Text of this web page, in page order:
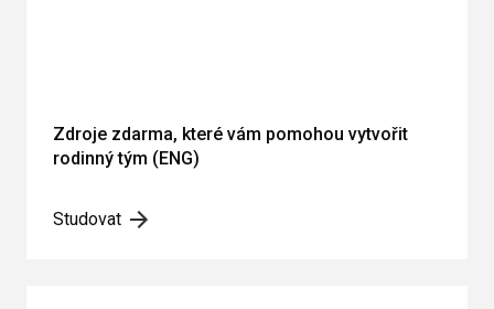
Zdroje zdarma, které vám pomohou vytvořit
rodinný tým (ENG)
Studovat